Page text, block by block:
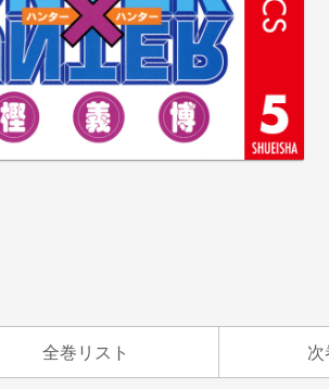
全巻リスト 次